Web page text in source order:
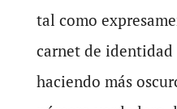
tal como
carnet de identidad
haciendo más